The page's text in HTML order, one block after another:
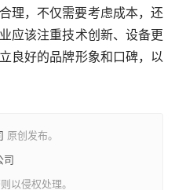
理，不仅需要考虑成本，还
应该注重技术创新、设备更
良好的品牌形象和口碑，以
原创发布。
司
以侵权处理。